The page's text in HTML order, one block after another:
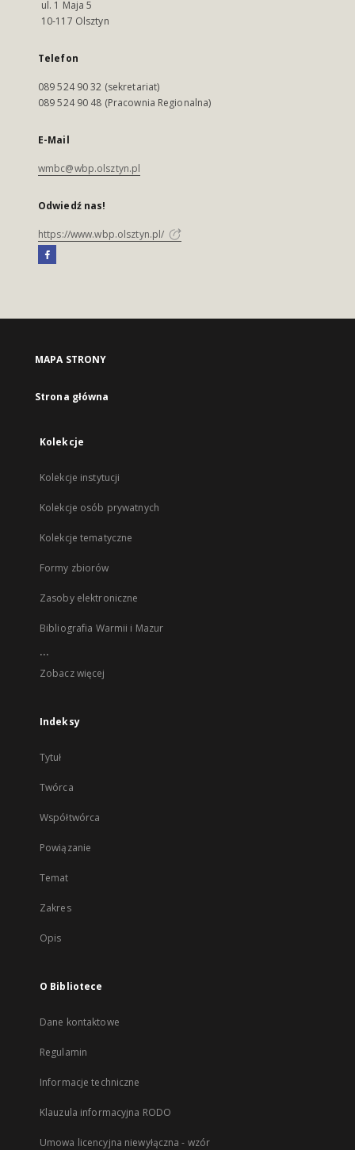
ul. 1 Maja 5
10-117 Olsztyn
Telefon
089 524 90 32 (sekretariat)
089 524 90 48 (Pracownia Regionalna)
E-Mail
wmbc@wbp.olsztyn.pl
Odwiedź nas!
https://www.wbp.olsztyn.pl/
MAPA STRONY
Strona główna
Kolekcje
Kolekcje instytucji
Kolekcje osób prywatnych
Kolekcje tematyczne
Formy zbiorów
Zasoby elektroniczne
Bibliografia Warmii i Mazur
...
Zobacz więcej
Indeksy
Tytuł
Twórca
Współtwórca
Powiązanie
Temat
Zakres
Opis
O Bibliotece
Dane kontaktowe
Regulamin
Informacje techniczne
Klauzula informacyjna RODO
Umowa licencyjna niewyłączna - wzór